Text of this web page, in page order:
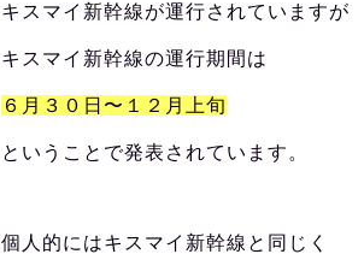
キスマイ新幹線が運行されていますが
キスマイ新幹線の運行期間は
６月３０日〜１２月上旬
ということで発表されています。
個人的にはキスマイ新幹線と同じく